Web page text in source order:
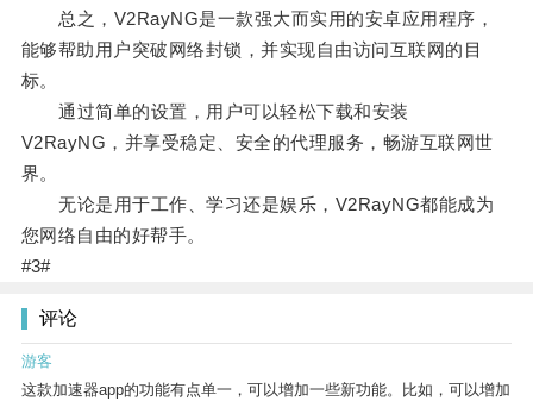
总之，V2RayNG是一款强大而实用的安卓应用程序，
能够帮助用户突破网络封锁，并实现自由访问互联网的目
标。
通过简单的设置，用户可以轻松下载和安装
V2RayNG，并享受稳定、安全的代理服务，畅游互联网世
界。
无论是用于工作、学习还是娱乐，V2RayNG都能成为
您网络自由的好帮手。
#3#
评论
游客
这款加速器app的功能有点单一，可以增加一些新功能。比如，可以增加